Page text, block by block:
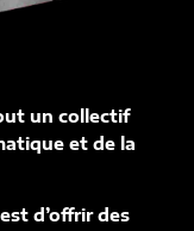
un collectif
et de la
d’offrir des